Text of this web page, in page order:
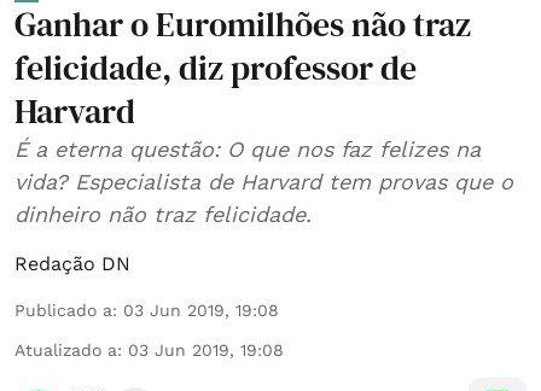
Ganhar o Euromilhões não traz
felicidade, diz professor de
Harvard
É a eterna questão: O que nos faz felizes na
vida? Especialista de Harvard tem provas que o
dinheiro não traz felicidade.
Redação DN
Publicado a: 03 Jun 2019, 19:08
Atualizado a: 03 Jun 2019, 19:08